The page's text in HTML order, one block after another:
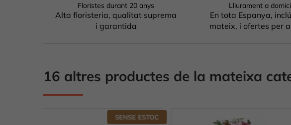
Floristes durant 20 anys
Alta floristeria, qualitat suprema
i garantida
Lliurament a
En tota Espanya,
mateix, i ofertes per
16 altres productes de la mateixa